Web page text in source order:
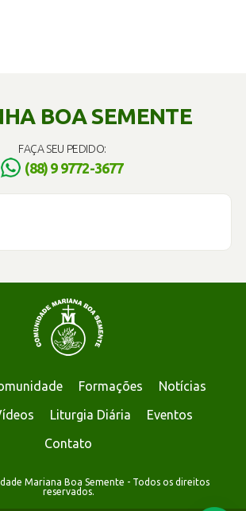
BOA SEMENTE
FAÇA SEU PEDIDO:
(88) 9 9772-3677
Formações
Notícias
Liturgia Diária
Eventos
Contato
Mariana Boa Semente - Todos os direitos
reservados.